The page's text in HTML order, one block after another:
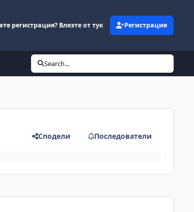
регистрация? Влезте от тук Регистрация
Search...
Сподели Последователи